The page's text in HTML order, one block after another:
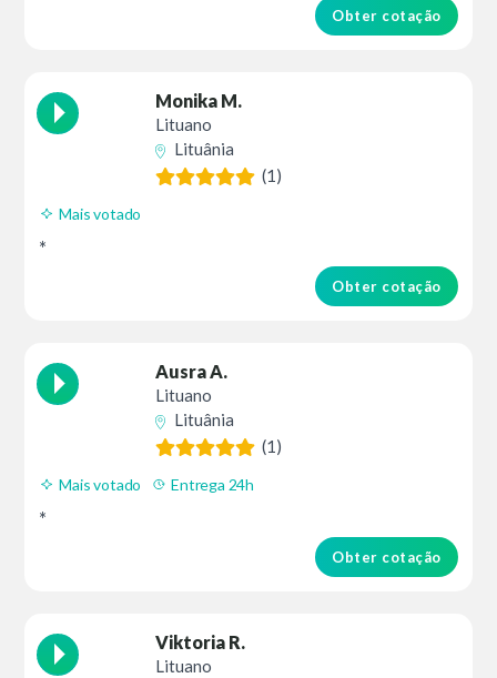
Obter cotação
Monika M.
Lituano
Lituânia
(1)
Mais votado
*
Obter cotação
Ausra A.
Lituano
Lituânia
(1)
Mais votado Entrega 24h
*
Obter cotação
Viktoria R.
Lituano